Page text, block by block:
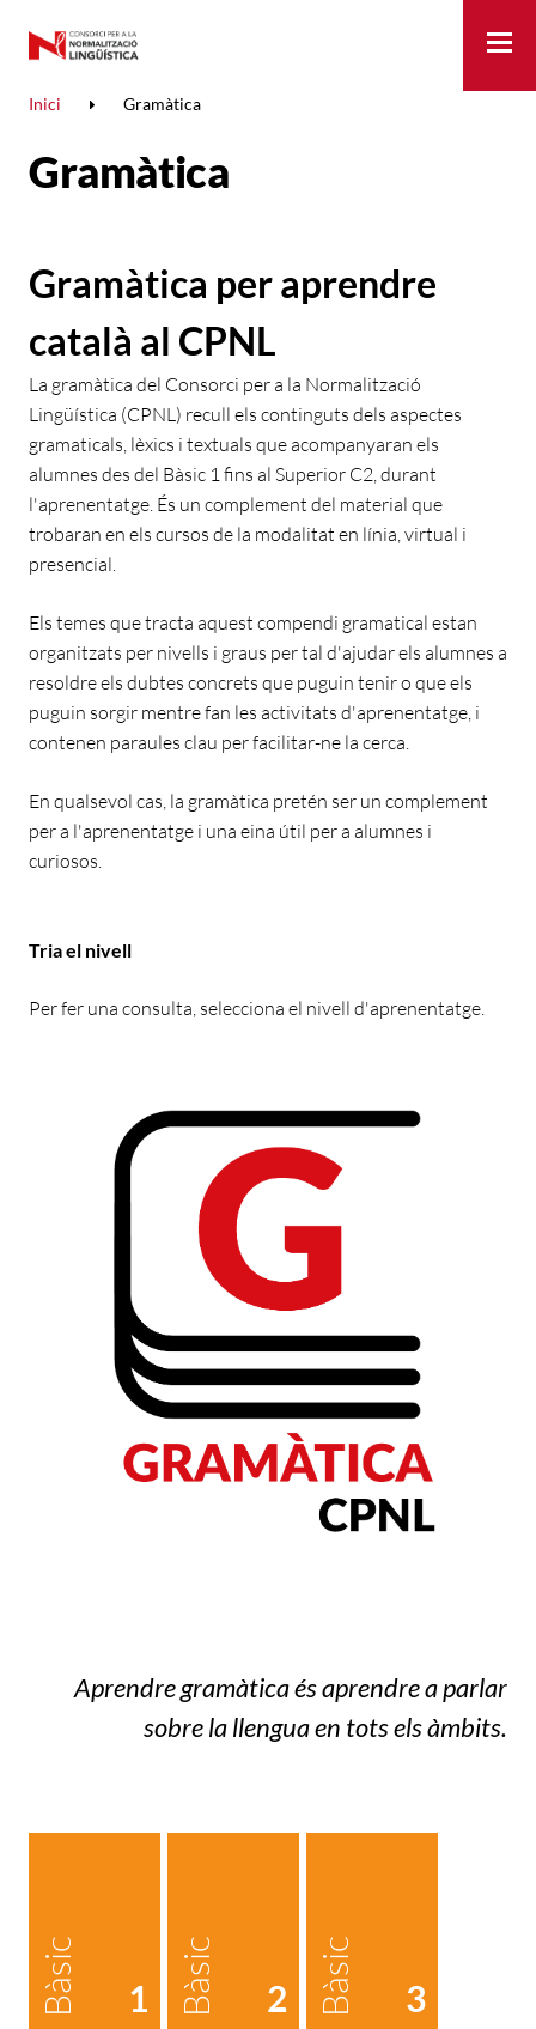
Inici Gramàtica
Gramàtica
Gramàtica per aprendre
català al CPNL
La gramàtica del Consorci per a la Normalització
Lingüística (CPNL) recull els continguts dels aspectes
gramaticals, lèxics i textuals que acompanyaran els
alumnes des del Bàsic 1 fins al Superior C2, durant
l'aprenentatge. És un complement del material que
trobaran en els cursos de la modalitat en línia, virtual i
presencial.
Els temes que tracta aquest compendi gramatical estan
organitzats per nivells i graus per tal d'ajudar els alumnes a
resoldre els dubtes concrets que puguin tenir o que els
puguin sorgir mentre fan les activitats d'aprenentatge, i
contenen paraules clau per facilitar-ne la cerca.
En qualsevol cas, la gramàtica pretén ser un complement
per a l'aprenentatge i una eina útil per a alumnes i
curiosos.
Tria el nivell
Per fer una consulta, selecciona el nivell d'aprenentatge.
Aprendre gramàtica és aprendre a parlar
sobre la llengua en tots els àmbits.
Bàsic 1 Bàsic 2 Bàsic 3